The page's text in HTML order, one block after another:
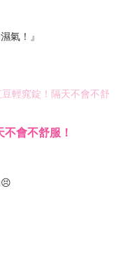
氣！』
會不舒服！